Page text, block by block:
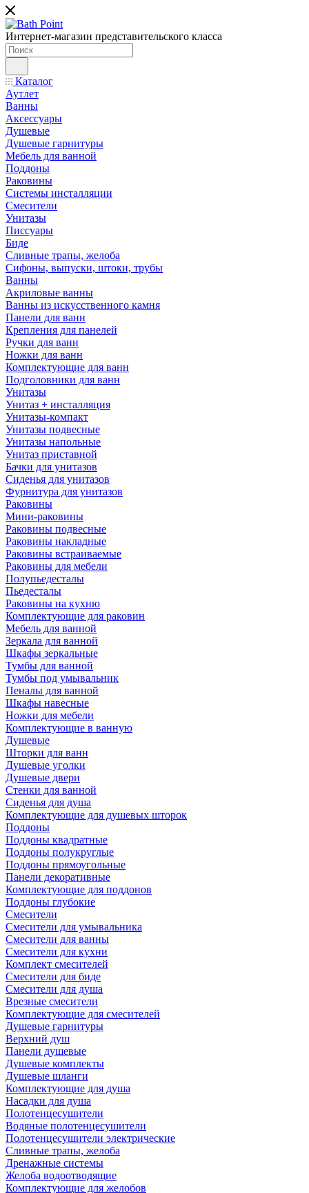
Интернет-магазин представительского класса
Каталог
Аутлет
Ванны
Аксессуары
Душевые
Душевые гарнитуры
Мебель для ванной
Поддоны
Раковины
Системы инсталляции
Смесители
Унитазы
Писсуары
Биде
Сливные трапы, желоба
Сифоны, выпуски, штоки, трубы
Ванны
Акриловые ванны
Ванны из искусственного камня
Панели для ванн
Крепления для панелей
Ручки для ванн
Ножки для ванн
Комплектующие для ванн
Подголовники для ванн
Унитазы
Унитаз + инсталляция
Унитазы-компакт
Унитазы подвесные
Унитазы напольные
Унитаз приставной
Бачки для унитазов
Сиденья для унитазов
Фурнитура для унитазов
Раковины
Мини-раковины
Раковины подвесные
Раковины накладные
Раковины встраиваемые
Раковины для мебели
Полупьедесталы
Пьедесталы
Раковины на кухню
Комплектующие для раковин
Мебель для ванной
Зеркала для ванной
Шкафы зеркальные
Тумбы для ванной
Тумбы под умывальник
Пеналы для ванной
Шкафы навесные
Ножки для мебели
Комплектующие в ванную
Душевые
Шторки для ванн
Душевые уголки
Душевые двери
Стенки для ванной
Сиденья для душа
Комплектующие для душевых шторок
Поддоны
Поддоны квадратные
Поддоны полукруглые
Поддоны прямоугольные
Панели декоративные
Комплектующие для поддонов
Поддоны глубокие
Смесители
Смесители для умывальника
Смесители для ванны
Смесители для кухни
Комплект смесителей
Смесители для биде
Смесители для душа
Врезные смесители
Комплектующие для смесителей
Душевые гарнитуры
Верхний душ
Панели душевые
Душевые комплекты
Душевые шланги
Комплектующие для душа
Насадки для душа
Полотенцесушители
Водяные полотенцесушители
Полотенцесушители электрические
Сливные трапы, желоба
Дренажные системы
Желоба водоотводящие
Комплектующие для желобов